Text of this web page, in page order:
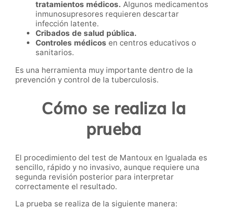
tratamientos médicos. Algunos medicamentos
inmunosupresores requieren descartar
infección latente.
Cribados de salud pública.
Controles médicos en centros educativos o
sanitarios.
Es una herramienta muy importante dentro de la
prevención y control de la tuberculosis.
Cómo se realiza la
prueba
El procedimiento del test de Mantoux en Igualada es
sencillo, rápido y no invasivo, aunque requiere una
segunda revisión posterior para interpretar
correctamente el resultado.
La prueba se realiza de la siguiente manera: